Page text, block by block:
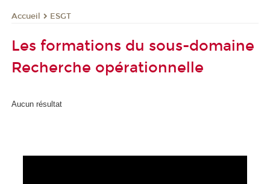
Accueil ESGT
Les formations du sous-domaine
Recherche opérationnelle
Aucun résultat